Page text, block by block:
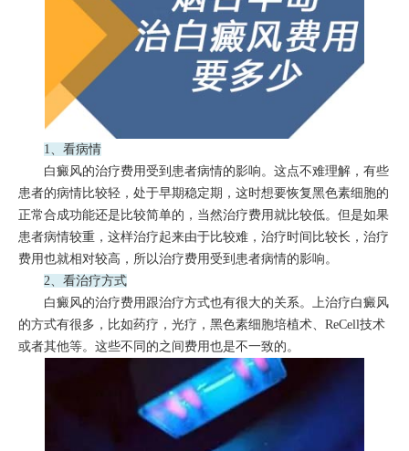
1、看病情
白癜风的治疗费用受到患者病情的影响。这点不难理解，有些
患者的病情比较轻，处于早期稳定期，这时想要恢复黑色素细胞的
正常合成功能还是比较简单的，当然治疗费用就比较低。但是如果
患者病情较重，这样治疗起来由于比较难，治疗时间比较长，治疗
费用也就相对较高，所以治疗费用受到患者病情的影响。
2、看治疗方式
白癜风的治疗费用跟治疗方式也有很大的关系。上治疗白癜风
的方式有很多，比如药疗，光疗，黑色素细胞培植术、ReCell技术
或者其他等。这些不同的之间费用也是不一致的。